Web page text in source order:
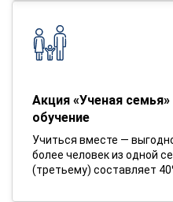
Акция «Ученая
обучение
Учиться вместе —
более человек из одной
(третьему) составляет